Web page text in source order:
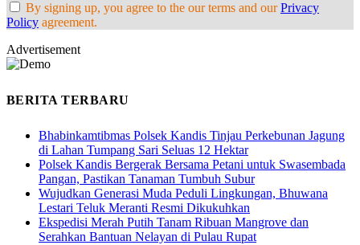
By signing up, you agree to the our terms and ourPrivacy
Policy agreement.
Advertisement
BERITA TERBARU
Bhabinkamtibmas Polsek Kandis Tinjau Perkebunan Jagung
di Lahan Tumpang Sari Seluas 12 Hektar
Polsek Kandis Bergerak Bersama Petani untuk Swasembada
Pangan, Pastikan Tanaman Tumbuh Subur
Wujudkan Generasi Muda Peduli Lingkungan, Bhuwana
Lestari Teluk Meranti Resmi Dikukuhkan
Ekspedisi Merah Putih Tanam Ribuan Mangrove dan
Serahkan Bantuan Nelayan di Pulau Rupat